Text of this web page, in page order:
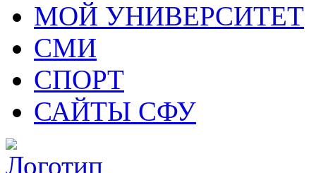
МОЙ УНИВЕРСИТЕТ
СМИ
СПОРТ
САЙТЫ СФУ